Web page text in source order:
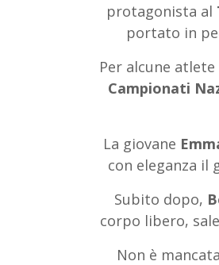
protagonista al
portato in
Per alcune
Campionati
La giovane
con eleganza il
Subito dopo,
corpo libero,
Non è